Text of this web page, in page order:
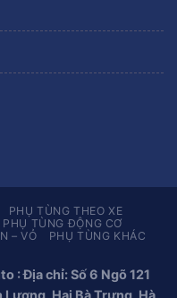
PHỤ TÙNG THEO XE
PHỤ TÙNG ĐỘNG CƠ
– VỎ
PHỤ TÙNG KHÁC
: Địa chỉ: Số 6 Ngõ 121